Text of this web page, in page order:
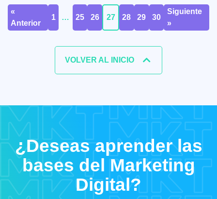
«
Anterior
1 … 25 26 27 28 29 30
Siguiente
»
VOLVER AL INICIO
¿Deseas aprender las
bases del Marketing
Digital?